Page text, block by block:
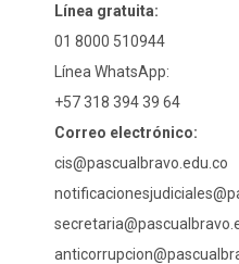
Línea gratuita:
01 8000 510944
Línea WhatsApp:
+57 318 394 39 64
Correo electrónico:
cis@pascualbravo.edu.co